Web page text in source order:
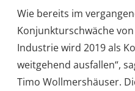
Wie bereits im
Konjunkturschwäche
Industrie wird 2019 als
weitgehend ausfallen“,
Timo Wollmershäuser.